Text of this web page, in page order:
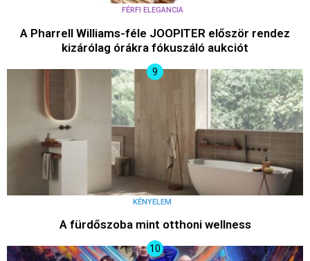
FÉRFI ELEGANCIA
A Pharrell Williams-féle JOOPITER először rendez
kizárólag órákra fókuszáló aukciót
KÉNYELEM
A fürdőszoba mint otthoni wellness